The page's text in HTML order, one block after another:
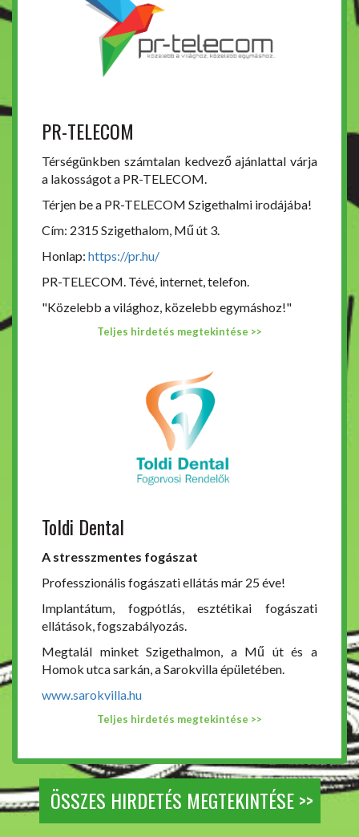
PR-TELECOM
Térségünkben számtalan kedvező ajánlattal várja
a lakosságot a PR-TELECOM.
Térjen be a PR-TELECOM Szigethalmi irodájába!
Cím: 2315 Szigethalom, Mű út 3.
Honlap: https://pr.hu/
PR-TELECOM. Tévé, internet, telefon.
"Közelebb a világhoz, közelebb egymáshoz!"
Teljes hirdetés megtekintése >>
Toldi Dental
A stresszmentes fogászat
Professzionális fogászati ellátás már 25 éve!
Implantátum, fogpótlás, esztétikai fogászati
ellátások, fogszabályozás.
Megtalál minket Szigethalmon, a Mű út és a
Homok utca sarkán, a Sarokvilla épületében.
www.sarokvilla.hu
Teljes hirdetés megtekintése >>
ÖSSZES HIRDETÉS MEGTEKINTÉSE >>